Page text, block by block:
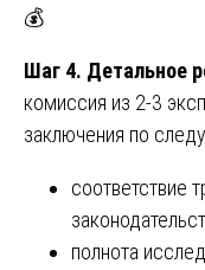
💰
Шаг 4. Детальное
комиссия из 2-3
заключения по
соответствие
полнота